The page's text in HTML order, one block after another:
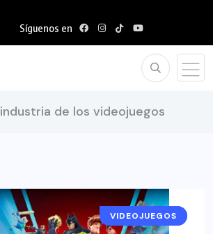
Síguenos en
industria de los videojuegos
NOTICIAS
VIDEOJUEGOS